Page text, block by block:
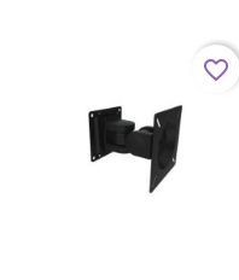
favorite_border